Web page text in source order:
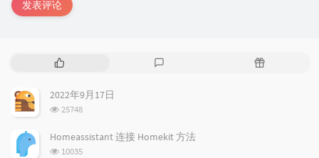
发表评论
热
文
随
2022年9月17日
浏
次
25748
Homeassistant 连接 Homekit 方法
浏
10035